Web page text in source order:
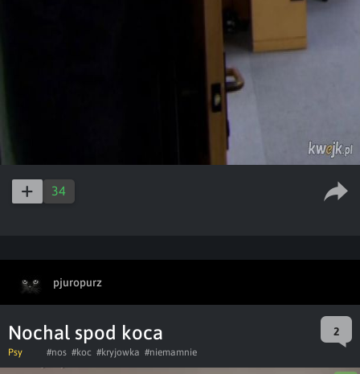
34
pjuropurz
Nochal spod koca 2
Psy #nos #koc #kryjowka #niemamnie